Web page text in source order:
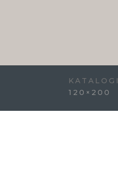
KATALOGI
120×200